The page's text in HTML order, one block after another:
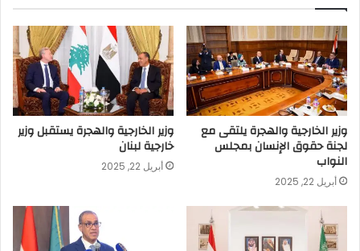
وزير الخارجية والهجرة يلتقى مع
لجنة حقوق الإنسان بمجلس
النواب
أبريل 22, 2025
وزير الخارجية والهجرة يستقبل وزير
خارجية لبنان
أبريل 22, 2025